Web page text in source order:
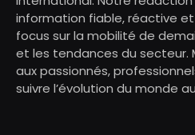
information fiable, réactive
focus sur la mobilité de
et les tendances du secteur.
aux passionnés,
suivre l’évolution du monde